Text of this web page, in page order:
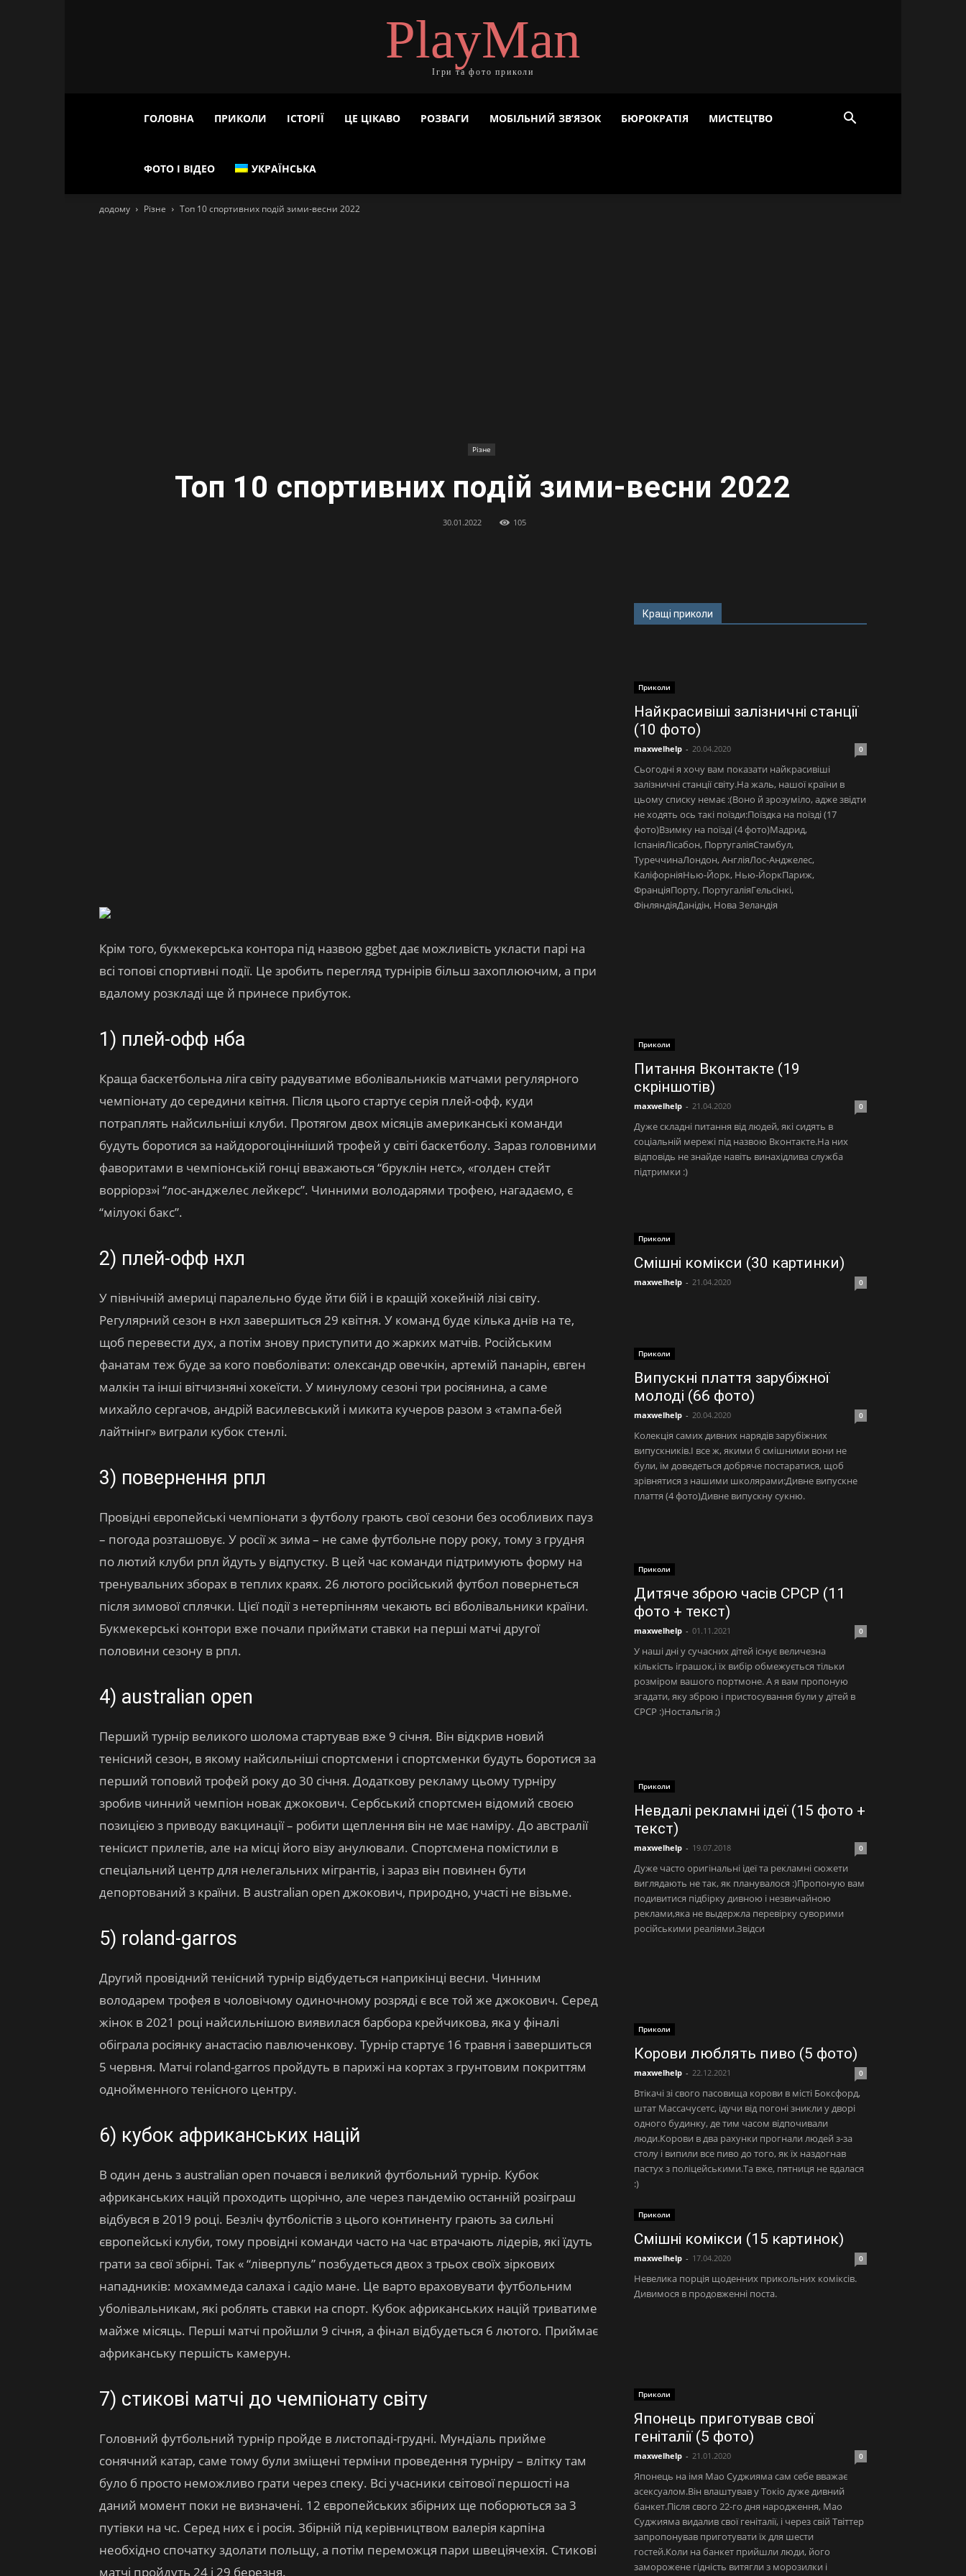
PlayMan
Ігри та фото приколи
ГОЛОВНА ПРИКОЛИ ІСТОРІЇ ЦЕ ЦІКАВО РОЗВАГИ МОБІЛЬНИЙ ЗВ’ЯЗОК БЮРОКРАТІЯ МИСТЕЦТВО
ФОТО І ВІДЕО УКРАЇНСЬКА
додому Різне Топ 10 спортивних подій зими-весни 2022
Різне
Топ 10 спортивних подій зими-весни 2022
30.01.2022 105
Крім того, букмекерська контора під назвою ggbet дає можливість укласти парі на
всі топові спортивні події. Це зробить перегляд турнірів більш захоплюючим, а при
вдалому розкладі ще й принесе прибуток.
1) плей-офф нба
Краща баскетбольна ліга світу радуватиме вболівальників матчами регулярного
чемпіонату до середини квітня. Після цього стартує серія плей-офф, куди
потраплять найсильніші клуби. Протягом двох місяців американські команди
будуть боротися за найдорогоцінніший трофей у світі баскетболу. Зараз головними
фаворитами в чемпіонській гонці вважаються “бруклін нетс», «голден стейт
ворріорз»і “лос-анджелес лейкерс”. Чинними володарями трофею, нагадаємо, є
“мілуокі бакс”.
2) плей-офф нхл
У північній америці паралельно буде йти бій і в кращій хокейній лізі світу.
Регулярний сезон в нхл завершиться 29 квітня. У команд буде кілька днів на те,
щоб перевести дух, а потім знову приступити до жарких матчів. Російським
фанатам теж буде за кого повболівати: олександр овечкін, артемій панарін, євген
малкін та інші вітчизняні хокеїсти. У минулому сезоні три росіянина, а саме
михайло сергачов, андрій василевський і микита кучеров разом з «тампа-бей
лайтнінг» виграли кубок стенлі.
3) повернення рпл
Провідні європейські чемпіонати з футболу грають свої сезони без особливих пауз
– погода розташовує. У росії ж зима – не саме футбольне пору року, тому з грудня
по лютий клуби рпл йдуть у відпустку. В цей час команди підтримують форму на
тренувальних зборах в теплих краях. 26 лютого російський футбол повернеться
після зимової сплячки. Цієї події з нетерпінням чекають всі вболівальники країни.
Букмекерські контори вже почали приймати ставки на перші матчі другої
половини сезону в рпл.
4) australian open
Перший турнір великого шолома стартував вже 9 січня. Він відкрив новий
тенісний сезон, в якому найсильніші спортсмени і спортсменки будуть боротися за
перший топовий трофей року до 30 січня. Додаткову рекламу цьому турніру
зробив чинний чемпіон новак джокович. Сербський спортсмен відомий своєю
позицією з приводу вакцинації – робити щеплення він не має наміру. До австралії
тенісист прилетів, але на місці його візу анулювали. Спортсмена помістили в
спеціальний центр для нелегальних мігрантів, і зараз він повинен бути
депортований з країни. В australian open джокович, природно, участі не візьме.
5) roland-garros
Другий провідний тенісний турнір відбудеться наприкінці весни. Чинним
володарем трофея в чоловічому одиночному розряді є все той же джокович. Серед
жінок в 2021 році найсильнішою виявилася барбора крейчикова, яка у фіналі
обіграла росіянку анастасію павлюченкову. Турнір стартує 16 травня і завершиться
5 червня. Матчі roland-garros пройдуть в парижі на кортах з грунтовим покриттям
однойменного тенісного центру.
6) кубок африканських націй
В один день з australian open почався і великий футбольний турнір. Кубок
африканських націй проходить щорічно, але через пандемію останній розіграш
відбувся в 2019 році. Безліч футболістів з цього континенту грають за сильні
європейські клуби, тому провідні команди часто на час втрачають лідерів, які їдуть
грати за свої збірні. Так « “ліверпуль” позбудеться двох з трьох своїх зіркових
нападників: мохаммеда салаха і садіо мане. Це варто враховувати футбольним
уболівальникам, які роблять ставки на спорт. Кубок африканських націй триватиме
майже місяць. Перші матчі пройшли 9 січня, а фінал відбудеться 6 лютого. Приймає
африканську першість камерун.
7) стикові матчі до чемпіонату світу
Головний футбольний турнір пройде в листопаді-грудні. Мундіаль прийме
сонячний катар, саме тому були зміщені терміни проведення турніру – влітку там
було б просто неможливо грати через спеку. Всі учасники світової першості на
даний момент поки не визначені. 12 європейських збірних ще поборються за 3
путівки на чс. Серед них є і росія. Збірній під керівництвом валерія карпіна
необхідно спочатку здолати польщу, а потім переможця пари швеціячехія. Стикові
матчі пройдуть 24 і 29 березня.
Кращі приколи
Приколи
Найкрасивіші залізничні станції
(10 фото)
maxwelhelp - 20.04.2020 0
Сьогодні я хочу вам показати найкрасивіші
залізничні станції світу.На жаль, нашої країни в
цьому списку немає :(Воно й зрозуміло, адже звідти
не ходять ось такі поїзди:Поїздка на поїзді (17
фото)Взимку на поїзді (4 фото)Мадрид,
ІспаніяЛісабон, ПортугаліяСтамбул,
ТуреччинаЛондон, АнгліяЛос-Анджелес,
КаліфорніяНью-Йорк, Нью-ЙоркПариж,
ФранціяПорту, ПортугаліяГельсінкі,
ФінляндіяДанідін, Нова Зеландія
Приколи
Питання Вконтакте (19
скріншотів)
maxwelhelp - 21.04.2020 0
Дуже складні питання від людей, які сидять в
соціальній мережі під назвою Вконтакте.На них
відповідь не знайде навіть винахідлива служба
підтримки :)
Приколи
Смішні комікси (30 картинки)
maxwelhelp - 21.04.2020 0
Приколи
Випускні плаття зарубіжної
молоді (66 фото)
maxwelhelp - 20.04.2020 0
Колекція самих дивних нарядів зарубіжних
випускників.І все ж, якими б смішними вони не
були, їм доведеться добряче постаратися, щоб
зрівнятися з нашими школярами:Дивне випускне
плаття (4 фото)Дивне випускну сукню.
Приколи
Дитяче зброю часів СРСР (11
фото + текст)
maxwelhelp - 01.11.2021 0
У наші дні у сучасних дітей існує величезна
кількість іграшок,і їх вибір обмежується тільки
розміром вашого портмоне. А я вам пропоную
згадати, яку зброю і пристосування були у дітей в
СРСР :)Ностальгія ;)
Приколи
Невдалі рекламні ідеї (15 фото +
текст)
maxwelhelp - 19.07.2018 0
Дуже часто оригінальні ідеї та рекламні сюжети
виглядають не так, як планувалося :)Пропоную вам
подивитися підбірку дивною і незвичайною
реклами,яка не выдержла перевірку суворими
російськими реаліями.Звідси
Приколи
Корови люблять пиво (5 фото)
maxwelhelp - 22.12.2021 0
Втікачі зі свого пасовища корови в місті Боксфорд,
штат Массачусетс, ідучи від погоні зникли у дворі
одного будинку, де тим часом відпочивали
люди.Корови в два рахунки прогнали людей з-за
столу і випили все пиво до того, як їх наздогнав
пастух з поліцейськими.Та вже, пятниця не вдалася
:)
Приколи
Смішні комікси (15 картинок)
maxwelhelp - 17.04.2020 0
Невелика порція щоденних прикольних коміксів.
Дивимося в продовженні поста.
Приколи
Японець приготував свої
геніталії (5 фото)
maxwelhelp - 21.01.2020 0
Японець на імя Мао Суджияма сам себе вважає
асексуалом.Він влаштував у Токіо дуже дивний
банкет.Після свого 22-го дня народження, Мао
Суджияма видалив свої геніталії, і через свій Твіттер
запропонував приготувати їх для шести
гостей.Коли на банкет прийшли люди, його
заморожене гідність витягли з морозилки і